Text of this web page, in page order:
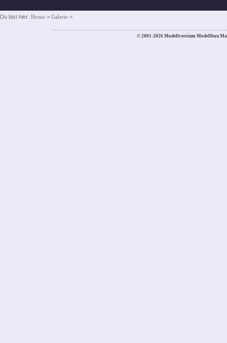
Du bist hier: Home > Galerie >
© 2001-2026 Modellversium Modellbau